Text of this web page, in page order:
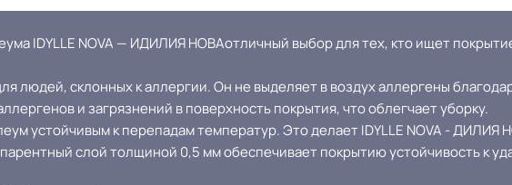
+-10% мкм
Допуск изменения
размеров
EP Коэффициент
IDYLLE NOVA — ИДИЛИЯ НОВАотличный выбор для тех, кто ищет
людей, склонных к аллергии. Он не выделяет в воздух аллергены
и загрязнений в поверхность покрытия, что облегчает уборку.
устойчивым к перепадам температур. Это делает IDYLLE NOVA -
слой толщиной 0,5 мм обеспечивает покрытию устойчивость к